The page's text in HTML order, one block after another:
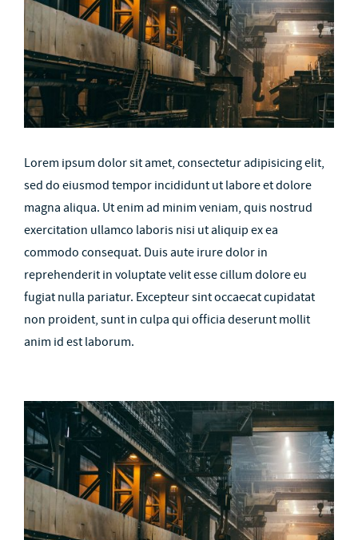
Lorem ipsum dolor sit amet, consectetur adipisicing elit,
sed do eiusmod tempor incididunt ut labore et dolore
magna aliqua. Ut enim ad minim veniam, quis nostrud
exercitation ullamco laboris nisi ut aliquip ex ea
commodo consequat. Duis aute irure dolor in
reprehenderit in voluptate velit esse cillum dolore eu
fugiat nulla pariatur. Excepteur sint occaecat cupidatat
non proident, sunt in culpa qui officia deserunt mollit
anim id est laborum.